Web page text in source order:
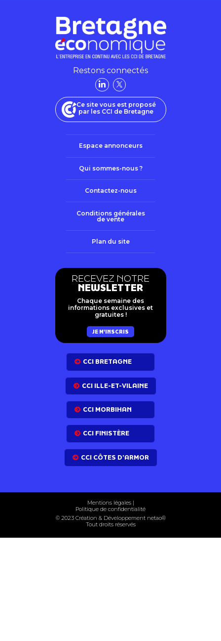
Restons connectés
Ce site vous est proposé
par les CCI de Bretagne
Espace annonceurs
Qui sommes-nous ?
Contactez-nous
Conditions générales
de vente
Plan du site
RECEVEZ NOTRE
NEWSLETTER
Chaque semaine des
informations exclusives et
gratuites !
JE M'INSCRIS
CCI BRETAGNE
CCI ILLE-ET-VILAINE
CCI MORBIHAN
CCI FINISTÈRE
CCI CÔTES D’ARMOR
Mentions légales |
Politique de confidentialité
© 2023 Création & Développement netao®
Tout droits réservés